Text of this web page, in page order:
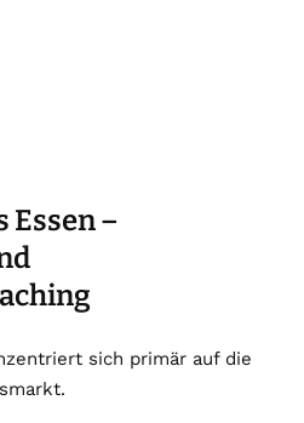
Essen –
sich primär auf die